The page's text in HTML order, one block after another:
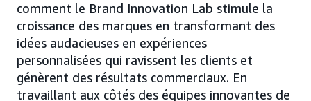
comment le Brand Innovation Lab stimule la
croissance des marques en transformant des
idées audacieuses en expériences
personnalisées qui ravissent les clients et
génèrent des résultats commerciaux. En
travaillant aux côtés des équipes innovantes de